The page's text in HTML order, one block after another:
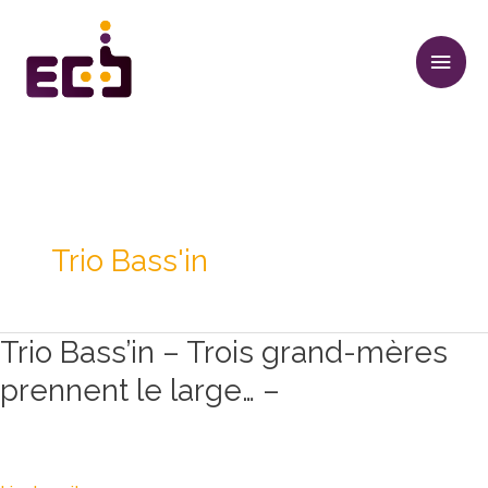
contenu
Trio Bass'in
Trio Bass’in – Trois grand-mères
prennent le large… –
Trio
–